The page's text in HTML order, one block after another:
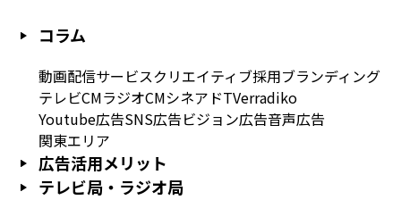
コラム
動画配信サービスクリエイティブ採用ブランディング
テレビCMラジオCMシネアドTVerradiko
Youtube広告SNS広告ビジョン広告音声広告
関東エリア
広告活用メリット
テレビ局・ラジオ局